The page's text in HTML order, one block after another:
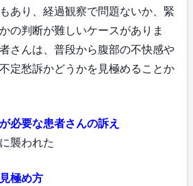
あり、経過観察で問題ないか、緊
の判断が難しいケースがありま
さんは、普段から腹部の不快感や
定愁訴かどうかを見極めることか
必要な患者さんの訴え
襲われた
極め方